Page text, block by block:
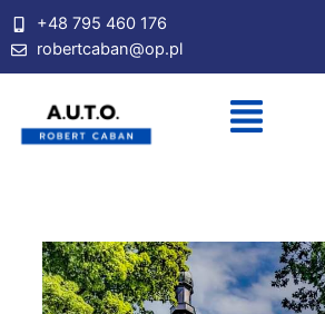
+48 795 460 176
robertcaban@op.pl